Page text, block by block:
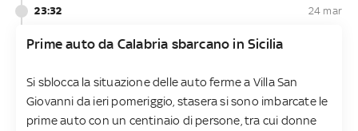
23:32 24 mar
Prime auto da Calabria sbarcano in Sicilia
Si sblocca la situazione delle auto ferme a Villa San
Giovanni da ieri pomeriggio, stasera si sono imbarcate le
prime auto con un centinaio di persone, tra cui donne